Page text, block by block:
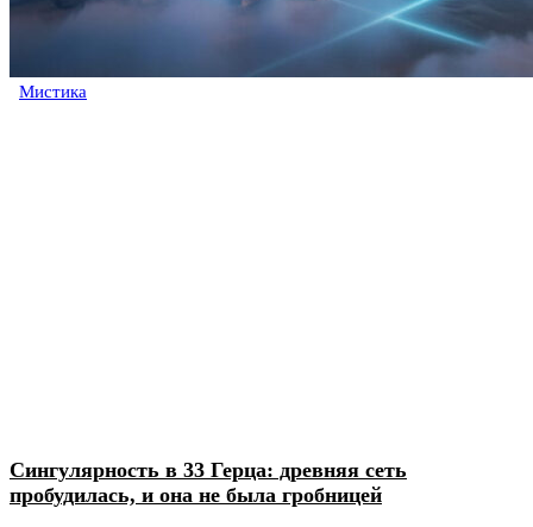
Мистика
Сингулярность в 33 Герца: древняя сеть
пробудилась, и она не была гробницей